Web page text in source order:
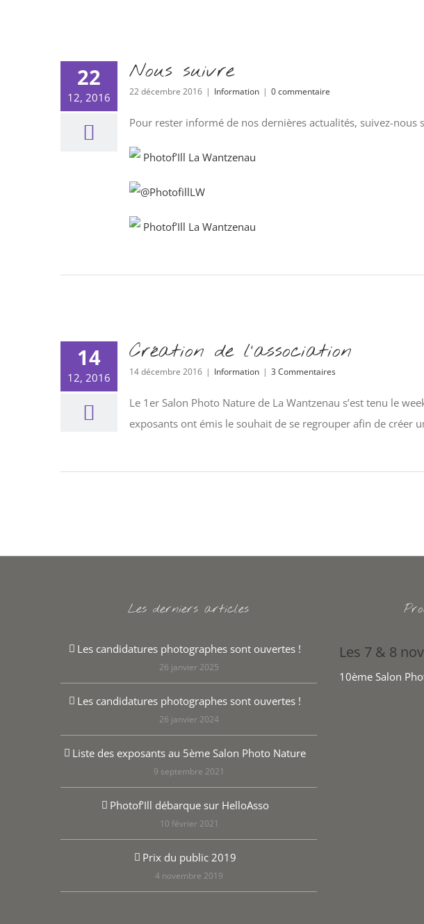
22
12, 2016
Nous suivre
22 décembre 2016 | Information | 0 commentaire
Pour rester informé de nos dernières actualités, suivez-nous
Photof’Ill La Wantzenau
@PhotofillLW
Photof’Ill La Wantzenau
14
12, 2016
Création de l’association
14 décembre 2016 | Information | 3 Commentaires
Le 1er Salon Photo Nature de La Wantzenau s’est tenu le
exposants ont émis le souhait de se regrouper afin de créer
Les derniers articles
Les candidatures photographes sont ouvertes !
26 janvier 2025
Les candidatures photographes sont ouvertes !
26 janvier 2024
Liste des exposants au 5ème Salon Photo Nature
9 septembre 2021
Photof’Ill débarque sur HelloAsso
10 février 2021
Prix du public 2019
4 novembre 2019
Les 7 & 8
10ème Salon